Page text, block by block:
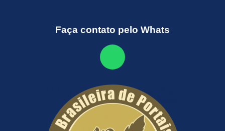
Faça contato pelo Whats